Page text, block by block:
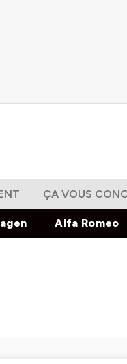
ÇA VOUS
Alfa Romeo